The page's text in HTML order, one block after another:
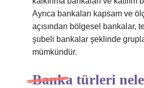
Ayrıca bankaları kapsam ve
açısından bölgesel bankalar,
şubeli bankalar şeklinde
mümkündür.
Banka türleri